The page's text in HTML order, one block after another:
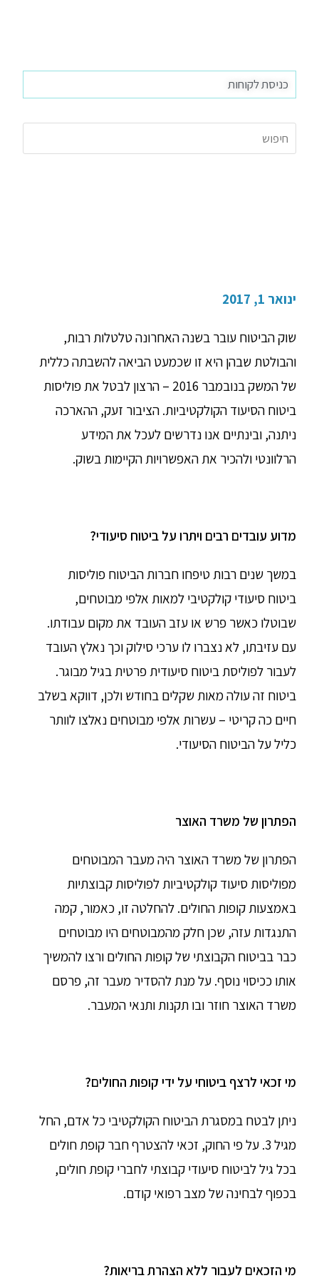
כניסת לקוחות
ינואר 1, 2017
שוק הביטוח עובר בשנה האחרונה טלטלות רבות,
והבולטת שבהן היא זו שכמעט הביאה להשבתה כללית
של המשק בנובמבר 2016 – הרצון לבטל את פוליסות
ביטוח הסיעוד הקולקטיביות. הציבור זעק, ההארכה
ניתנה, ובינתיים אנו נדרשים לעכל את המידע
הרלוונטי ולהכיר את האפשרויות הקיימות בשוק.
מדוע עובדים רבים ויתרו על ביטוח סיעודי?
במשך שנים רבות טיפחו חברות הביטוח פוליסות
ביטוח סיעודי קולקטיבי למאות אלפי מבוטחים,
שבוטלו כאשר פרש או עזב העובד את מקום עבודתו.
עם עזיבתו, לא נצברו לו ערכי סילוק וכך נאלץ העובד
לעבור לפוליסת ביטוח סיעודית פרטית בגיל מבוגר.
ביטוח זה עולה מאות שקלים בחודש ולכן, דווקא בשלב
חיים כה קריטי – עשרות אלפי מבוטחים נאלצו לוותר
כליל על הביטוח הסיעודי.
הפתרון של משרד האוצר
הפתרון של משרד האוצר היה מעבר המבוטחים
מפוליסות סיעוד קולקטיביות לפוליסות קבוצתיות
באמצעות קופות החולים. להחלטה זו, כאמור, קמה
התנגדות עזה, שכן חלק מהמבוטחים היו מבוטחים
כבר בביטוח הקבוצתי של קופות החולים ורצו להמשיך
אותו ככיסוי נוסף. על מנת להסדיר מעבר זה, פרסם
משרד האוצר חוזר ובו תקנות ותנאי המעבר.
מי זכאי לרצף ביטוחי על ידי קופות החולים?
ניתן לבטח במסגרת הביטוח הקולקטיבי כל אדם, החל
מגיל 3. על פי החוק, זכאי להצטרף חבר קופת חולים
בכל גיל לביטוח סיעודי קבוצתי לחברי קופת חולים,
בכפוף לבחינה של מצב רפואי קודם.
מי הזכאים לעבור ללא הצהרת בריאות?